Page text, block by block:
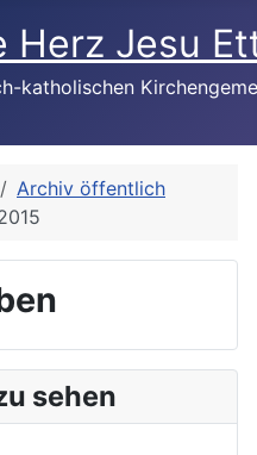
Herz Jesu
katholischen
Archiv öffentlich
sehen